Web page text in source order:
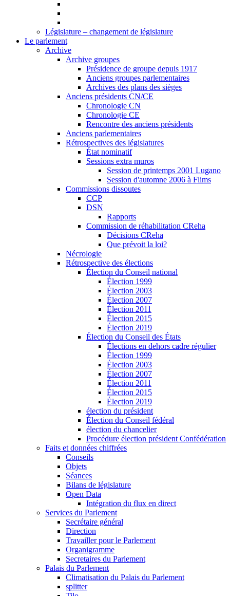
Législature – changement de législature
Le parlement
Archive
Archive groupes
Présidence de groupe depuis 1917
Anciens groupes parlementaires
Archives des plans des sièges
Anciens présidents CN/CE
Chronologie CN
Chronologie CE
Rencontre des anciens présidents
Anciens parlementaires
Rétrospectives des législatures
État nominatif
Sessions extra muros
Session de printemps 2001 Lugano
Session d'automne 2006 à Flims
Commissions dissoutes
CCP
DSN
Rapports
Commission de réhabilitation CReha
Décisions CReha
Que prévoit la loi?
Nécrologie
Rétrospective des élections
Élection du Conseil national
Élection 1999
Élection 2003
Élection 2007
Élection 2011
Élection 2015
Élection 2019
Élection du Conseil des États
Élections en dehors cadre régulier
Élection 1999
Élection 2003
Élection 2007
Élection 2011
Élection 2015
Élection 2019
élection du président
Élection du Conseil fédéral
élection du chancelier
Procédure élection président Confédération
Faits et données chiffrées
Conseils
Objets
Séances
Bilans de législature
Open Data
Intégration du flux en direct
Services du Parlement
Secrétaire général
Direction
Travailler pour le Parlement
Organigramme
Secretaires du Parlement
Palais du Parlement
Climatisation du Palais du Parlement
splitter